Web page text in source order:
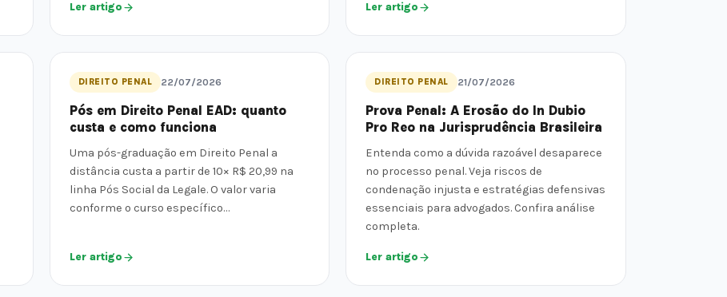
Ler artigo Ler artigo
DIREITO PENAL 22/07/2026
Pós em Direito Penal EAD: quanto
custa e como funciona
Uma pós-graduação em Direito Penal a
distância custa a partir de 10× R$ 20,99 na
linha Pós Social da Legale. O valor varia
conforme o curso específico…
Ler artigo
DIREITO PENAL 21/07/2026
Prova Penal: A Erosão do In Dubio
Pro Reo na Jurisprudência Brasileira
Entenda como a dúvida razoável desaparece
no processo penal. Veja riscos de
condenação injusta e estratégias defensivas
essenciais para advogados. Confira análise
completa.
Ler artigo